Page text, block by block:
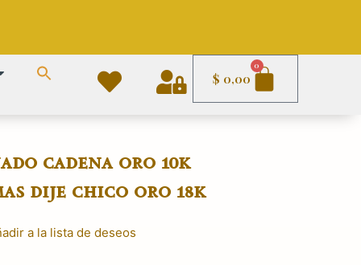
$ 0,00
0
Carrito
cadena oro 10k
dije chico oro 18k
a la lista de deseos